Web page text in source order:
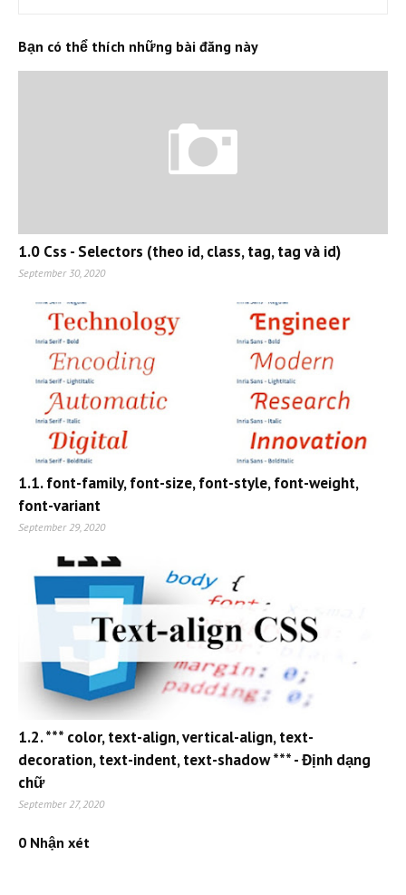
Bạn có thể thích những bài đăng này
1.0 Css - Selectors (theo id, class, tag, tag và id)
September 30, 2020
1.1. font-family, font-size, font-style, font-weight,
font-variant
September 29, 2020
1.2. *** color, text-align, vertical-align, text-
decoration, text-indent, text-shadow *** - Định dạng
chữ
September 27, 2020
0 Nhận xét